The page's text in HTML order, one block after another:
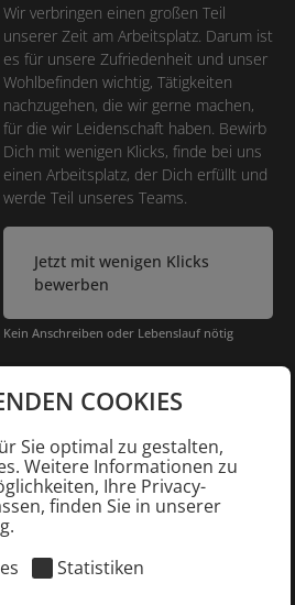
COOKIES
Sie optimal zu gestalten,
Weitere Informationen zu
Ihre Privacy-
finden Sie in unserer
.
Statistiken
Wir verbringen einen großen Teil
unserer Zeit am Arbeits­platz. Darum ist
es für unsere Zufrieden­heit und unser
Wohl­be­finden wichtig, Tätig­keiten
nach­zu­gehen, die wir gerne machen,
für die wir Leiden­schaft haben. Bewirb
Dich mit wenigen Klicks, finde bei uns
einen Arbeits­platz, der Dich erfüllt und
werde Teil unseres Teams.
Jetzt mit wenigen Klicks
bewerben
Kein Anschreiben oder Lebenslauf nötig
Cookiebanner!
Verarbeitung zu